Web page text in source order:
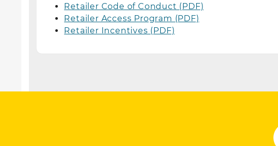
Retailer Code of Conduct (PDF)
Retailer Access Program (PDF)
Retailer Incentives (PDF)